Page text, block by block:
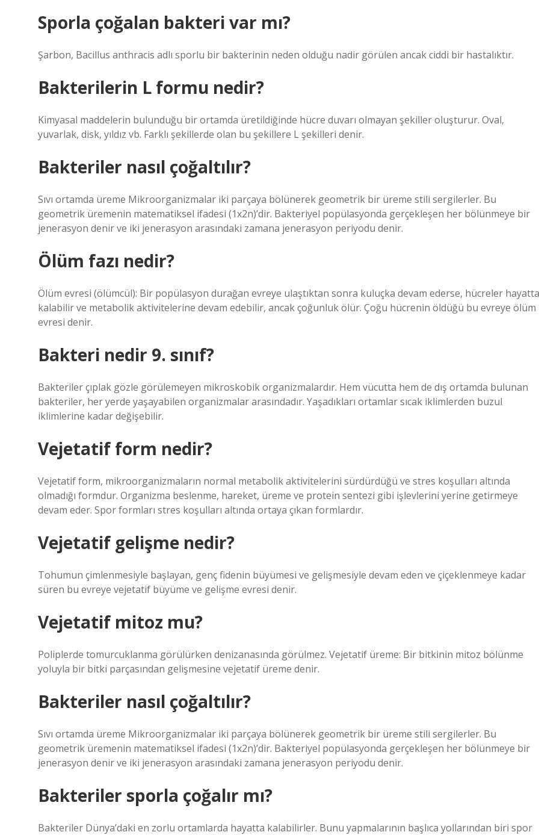
Sporla çoğalan bakteri var mı?
Şarbon, Bacillus anthracis adlı sporlu bir bakterinin neden olduğu nadir görülen ancak ciddi bir hastalıktır.
Bakterilerin L formu nedir?
Kimyasal maddelerin bulunduğu bir ortamda üretildiğinde hücre duvarı olmayan şekiller oluşturur. Oval,
yuvarlak, disk, yıldız vb. Farklı şekillerde olan bu şekillere L şekilleri denir.
Bakteriler nasıl çoğaltılır?
Sıvı ortamda üreme Mikroorganizmalar iki parçaya bölünerek geometrik bir üreme stili sergilerler. Bu
geometrik üremenin matematiksel ifadesi (1x2n)’dir. Bakteriyel popülasyonda gerçekleşen her bölünmeye bir
jenerasyon denir ve iki jenerasyon arasındaki zamana jenerasyon periyodu denir.
Ölüm fazı nedir?
Ölüm evresi (ölümcül): Bir popülasyon durağan evreye ulaştıktan sonra kuluçka devam ederse, hücreler hayatta
kalabilir ve metabolik aktivitelerine devam edebilir, ancak çoğunluk ölür. Çoğu hücrenin öldüğü bu evreye ölüm
evresi denir.
Bakteri nedir 9. sınıf?
Bakteriler çıplak gözle görülemeyen mikroskobik organizmalardır. Hem vücutta hem de dış ortamda bulunan
bakteriler, her yerde yaşayabilen organizmalar arasındadır. Yaşadıkları ortamlar sıcak iklimlerden buzul
iklimlerine kadar değişebilir.
Vejetatif form nedir?
Vejetatif form, mikroorganizmaların normal metabolik aktivitelerini sürdürdüğü ve stres koşulları altında
olmadığı formdur. Organizma beslenme, hareket, üreme ve protein sentezi gibi işlevlerini yerine getirmeye
devam eder. Spor formları stres koşulları altında ortaya çıkan formlardır.
Vejetatif gelişme nedir?
Tohumun çimlenmesiyle başlayan, genç fidenin büyümesi ve gelişmesiyle devam eden ve çiçeklenmeye kadar
süren bu evreye vejetatif büyüme ve gelişme evresi denir.
Vejetatif mitoz mu?
Poliplerde tomurcuklanma görülürken denizanasında görülmez. Vejetatif üreme: Bir bitkinin mitoz bölünme
yoluyla bir bitki parçasından gelişmesine vejetatif üreme denir.
Bakteriler nasıl çoğaltılır?
Sıvı ortamda üreme Mikroorganizmalar iki parçaya bölünerek geometrik bir üreme stili sergilerler. Bu
geometrik üremenin matematiksel ifadesi (1x2n)’dir. Bakteriyel popülasyonda gerçekleşen her bölünmeye bir
jenerasyon denir ve iki jenerasyon arasındaki zamana jenerasyon periyodu denir.
Bakteriler sporla çoğalır mı?
Bakteriler Dünya’daki en zorlu ortamlarda hayatta kalabilirler. Bunu yapmalarının başlıca yollarından biri spor